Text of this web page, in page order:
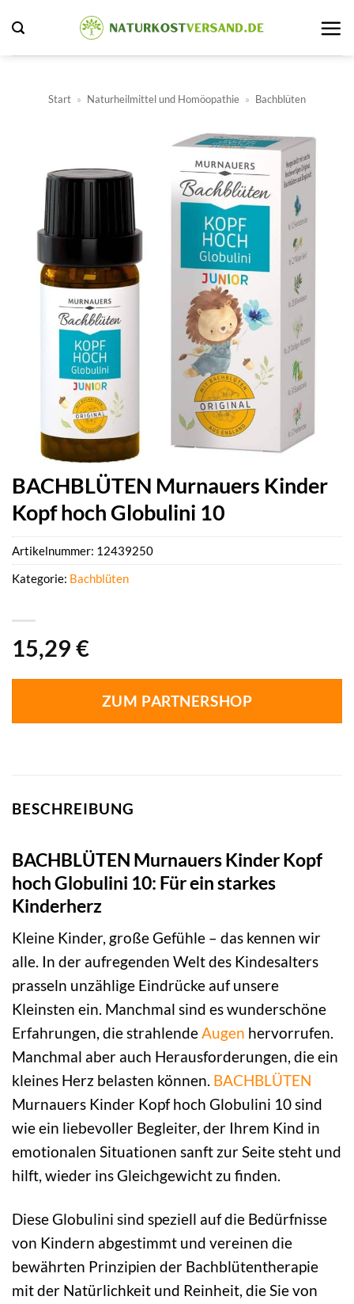
Inhalt
springen
Start » Naturheilmittel und Homöopathie » Bachblüten
BACHBLÜTEN Murnauers Kinder
Kopf hoch Globulini 10
15,29 €
ZUM PARTNERSHOP
Artikelnummer: 12439250
Kategorie: Bachblüten
BESCHREIBUNG
BACHBLÜTEN Murnauers Kinder Kopf
hoch Globulini 10: Für ein starkes
Kinderherz
Kleine Kinder, große Gefühle – das kennen wir
alle. In der aufregenden Welt des Kindesalters
prasseln unzählige Eindrücke auf unsere
Kleinsten ein. Manchmal sind es wunderschöne
Erfahrungen, die strahlendeAugen hervorrufen.
Manchmal aber auch Herausforderungen, die ein
kleines Herz belasten können. BACHBLÜTEN
Murnauers Kinder Kopf hoch Globulini 10 sind
wie ein liebevoller Begleiter, der Ihrem Kind in
emotionalen Situationen sanft zur Seite steht und
hilft, wieder ins Gleichgewicht zu finden.
Diese Globulini sind speziell auf die Bedürfnisse
von Kindern abgestimmt und vereinen die
bewährten Prinzipien der Bachblütentherapie
mit der Natürlichkeit und Reinheit, die Sie von